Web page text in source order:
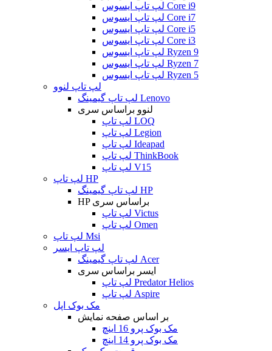
لپ تاپ ایسوس Core i9
لپ تاپ ایسوس Core i7
لپ تاپ ایسوس Core i5
لپ تاپ ایسوس Core i3
لپ تاپ ایسوس Ryzen 9
لپ تاپ ایسوس Ryzen 7
لپ تاپ ایسوس Ryzen 5
لپ تاپ لنوو
لپ تاپ گیمینگ Lenovo
لنوو براساس سری
لپ تاپ LOQ
لپ تاپ Legion
لپ تاپ Ideapad
لپ تاپ ThinkBook
لپ تاپ V15
لپ تاپ HP
لپ تاپ گیمینگ HP
HP براساس سری
لپ تاپ Victus
لپ تاپ Omen
لپ تاپ Msi
لپ تاپ ایسر
لپ تاپ گیمینگ Acer
ایسر براساس سری
لپ تاپ Predator Helios
لپ تاپ Aspire
مک بوک اپل
بر اساس صفحه نمایش
مک بوک پرو 16 اینچ
مک بوک پرو 14 اینچ